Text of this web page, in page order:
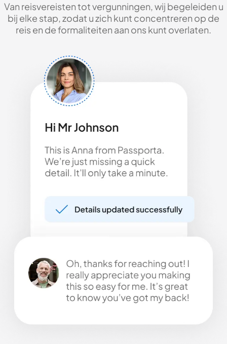
Van reisvereisten tot vergunningen, wij begeleiden u
bij elke stap, zodat u zich kunt concentreren op de
reis en de formaliteiten aan ons kunt overlaten.